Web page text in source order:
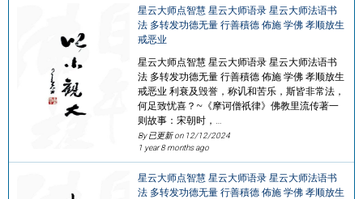
星云大师点智慧 星云大师语录 星云大师法语书
法 多转发功德无量 行善積德 佈施 学佛 孝顺放生
戒恶业
星云大师点智慧 星云大师语录 星云大师法语书
法 多转发功德无量 行善積德 佈施 学佛 孝顺放生
戒恶业 利衰及毁誉，称讥和苦乐，斯皆非常法，
何足致忧喜？~《摩诃僧祇律》佛教里流传著一
则故事：宋朝时，…
By 已更新 on 12/12/2024
1 year 8 months ago
星云大师点智慧 星云大师语录 星云大师法语书
法 多转发功德无量 行善積德 佈施 学佛 孝顺放生